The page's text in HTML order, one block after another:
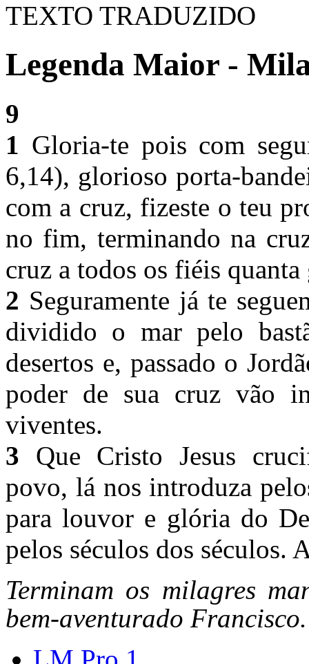
TEXTO TRADUZIDO
Legenda Maior -
9
1 Gloria-te pois com
6,14), glorioso porta-
com a cruz, fizeste o teu
no fim, terminando na
cruz a todos os fiéis
2 Seguramente já te
dividido o mar pelo
desertos e, passado o
poder de sua cruz vão
viventes.
3 Que Cristo Jesus
povo, lá nos introduza
para louvor e glória do
pelos séculos dos séculos.
Terminam os milagres
bem-aventurado Francisco.